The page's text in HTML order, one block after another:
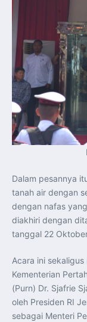
Dalam pesannya
tanah air dengan
dengan nafas
diakhiri dengan
tanggal 22
Acara ini
Kementerian
(Purn) Dr. Sjafrie
oleh Presiden RI
sebagai Menteri